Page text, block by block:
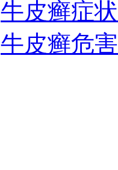
牛皮癣症状
牛皮癣危害